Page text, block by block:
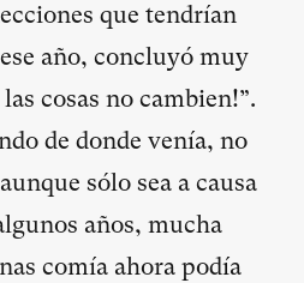
que tendrían
año, concluyó muy
cosas no cambien!”.
de donde venía, no
sólo sea a causa
años, mucha
comía ahora podía